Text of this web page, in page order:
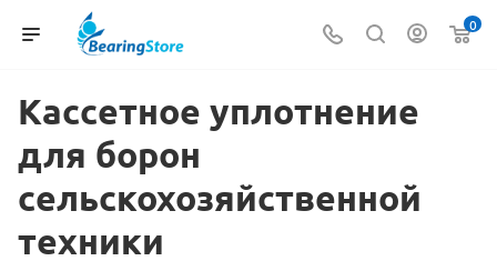
0
Кассетное уплотнение
для борон
сельскохозяйственной
техники